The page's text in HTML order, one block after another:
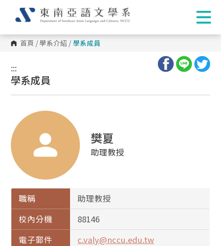
首頁 /學系介紹 / 學系成員
:::
:::
學系成員
樊夏
助理教授
職稱
助理教授
校內分機
88146
電子郵件
c.valy@nccu.edu.tw